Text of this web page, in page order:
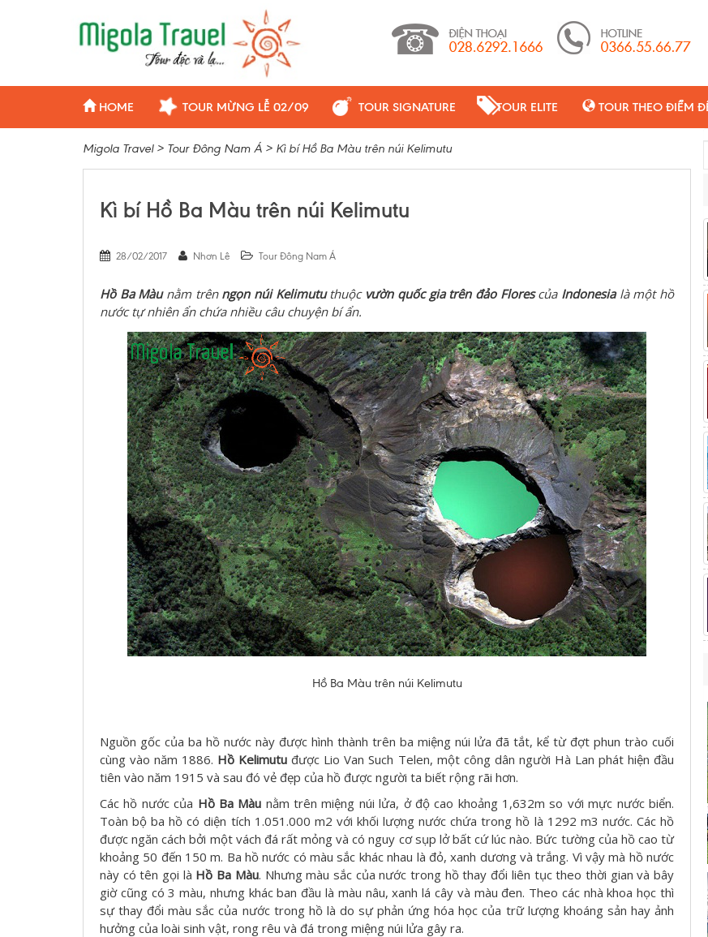
HOME TOUR MỪNG LỄ 02/09 TOUR SIGNATURE TOUR ELITE TOUR THEO ĐIỂM
Migola Travel> Tour Đông Nam Á > Kì bí Hồ Ba Màu trên núi Kelimutu
Kì bí Hồ Ba Màu trên núi Kelimutu
28/02/2017 Nhơn Lê Tour Đông Nam Á
Hồ Ba Màunằm trên ngọn núi Kelimututhuộc vườn quốc gia trên đảo Florescủa Indonesialà một hồ
nước tự nhiên ẩn chứa nhiều câu chuyện bí ẩn.
Hồ Ba Màu trên núi Kelimutu
Nguồn gốc của ba hồ nước này được hình thành trên ba miệng núi lửa đã tắt, kể từ đợt phun trào cuối
cùng vào năm 1886. Hồ Kelimutu được Lio Van Such Telen, một công dân người Hà Lan phát hiện đầu
tiên vào năm 1915 và sau đó vẻ đẹp của hồ được người ta biết rộng rãi hơn.
Các hồ nước của Hồ Ba Màu nằm trên miệng núi lửa, ở độ cao khoảng 1,632m so với mực nước biển.
Toàn bộ ba hồ có diện tích 1.051.000 m2 với khối lượng nước chứa trong hồ là 1292 m3 nước. Các hồ
được ngăn cách bởi một vách đá rất mỏng và có nguy cơ sụp lở bất cứ lúc nào. Bức tường của hồ cao từ
khoảng 50 đến 150 m. Ba hồ nước có màu sắc khác nhau là đỏ, xanh dương và trắng. Vì vậy mà hồ nước
này có tên gọi là Hồ Ba Màu. Nhưng màu sắc của nước trong hồ thay đổi liên tục theo thời gian và bây
giờ cũng có 3 màu, nhưng khác ban đầu là màu nâu, xanh lá cây và màu đen. Theo các nhà khoa học thì
sự thay đổi màu sắc của nước trong hồ là do sự phản ứng hóa học của trữ lượng khoáng sản hay ảnh
hưởng của loài sinh vật, rong rêu và đá trong miệng núi lửa gây ra.